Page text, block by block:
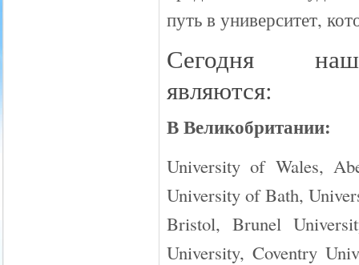
путь в университет,
Сегодня
являются:
В Великобритании:
University of Wales,
University of Bath,
Bristol, Brunel
University, Coventry